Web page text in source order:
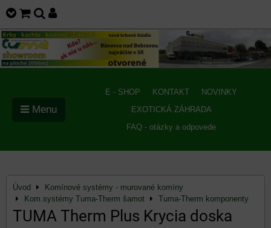
E - SHOP KONTAKT
NOVINKY
EXOTICKÁ ZÁHRADA
FAQ - otázky a odpovede
Menu
Úvod
Komínové systémy - murované komíny
Kom.systémy Tuma-Therm šamot
Tuma-Therm komponenty
TUMA Therm Plus Krycia doska